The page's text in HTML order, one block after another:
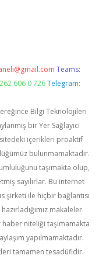
Teams:
606 0 726 Telegram:
Bilgi Teknolojileri
bir Yer Sağlayıcı
içerikleri proaktif
bulunmamaktadır.
taşımakta olup,
sayılırlar. Bu internet
şirketi ile hiçbir bağlantısı
makaleler
niteliği taşımamakta
yapılmamaktadır.
tamamen tesadüfidir.